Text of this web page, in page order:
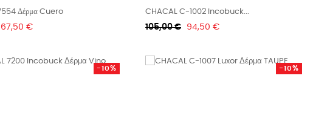
Δέρμα Cuero
Τιμή
67,50 €
CHACAL C-1002 Incobuck...
Κανονική
105,00 € Τιμή
94,50 €
-10% -10%